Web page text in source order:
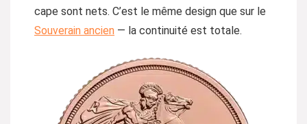
cape sont nets. C’est le même design que sur le
Souverain ancien — la continuité est totale.